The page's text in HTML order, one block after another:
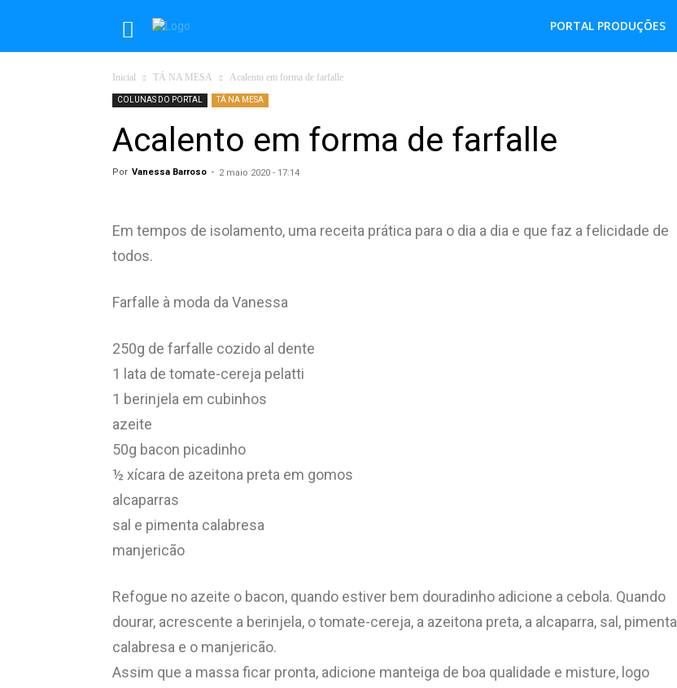
PORTAL PRODUÇÕES
Inicial TÁ NA MESA Acalento em forma de farfalle
COLUNAS DO PORTAL TÁ NA MESA
Acalento em forma de farfalle
Por Vanessa Barroso - 2 maio 2020 - 17:14
Em tempos de isolamento, uma receita prática para o dia a dia e que faz a felicidade de
todos.
Farfalle à moda da Vanessa
250g de farfalle cozido al dente
1 lata de tomate-cereja pelatti
1 berinjela em cubinhos
azeite
50g bacon picadinho
½ xícara de azeitona preta em gomos
alcaparras
sal e pimenta calabresa
manjericão
Refogue no azeite o bacon, quando estiver bem douradinho adicione a cebola. Quando
dourar, acrescente a berinjela, o tomate-cereja, a azeitona preta, a alcaparra, sal, pimenta
calabresa e o manjericão.
Assim que a massa ficar pronta, adicione manteiga de boa qualidade e misture, logo